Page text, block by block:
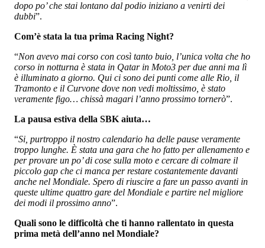
dopo po’ che stai lontano dal podio iniziano a venirti dei
dubbi”.
Com’è stata la tua prima Racing Night?
“Non avevo mai corso con così tanto buio, l’unica volta che ho
corso in notturna è stata in Qatar in Moto3 per due anni ma lì
è illuminato a giorno. Qui ci sono dei punti come alle Rio, il
Tramonto e il Curvone dove non vedi moltissimo, è stato
veramente figo… chissà magari l’anno prossimo tornerò”.
La pausa estiva della SBK aiuta…
“Si, purtroppo il nostro calendario ha delle pause veramente
troppo lunghe. È stata una gara che ho fatto per allenamento e
per provare un po’ di cose sulla moto e cercare di colmare il
piccolo gap che ci manca per restare costantemente davanti
anche nel Mondiale. Spero di riuscire a fare un passo avanti in
queste ultime quattro gare del Mondiale e partire nel migliore
dei modi il prossimo anno”.
Quali sono le difficoltà che ti hanno rallentato in questa
prima metà dell’anno nel Mondiale?